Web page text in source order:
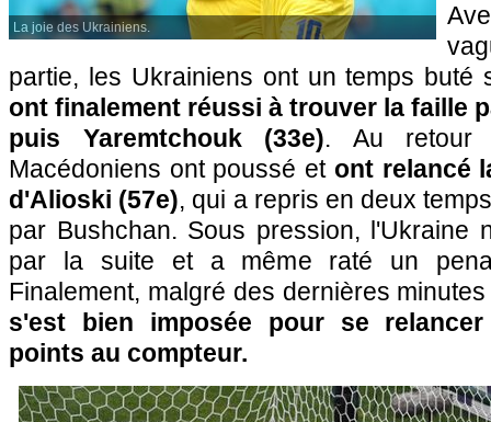
La joie des Ukrainiens.
partie, les Ukrainiens ont un temps buté
ont finalement réussi à trouver la faille
puis Yaremtchouk (33e). Au retour
Macédoniens ont poussé et ont relancé
d'Alioski (57e), qui a repris en deux
par Bushchan. Sous pression, l'Ukraine
par la suite et a même raté un
Finalement, malgré des dernières
s'est bien imposée pour se
points au compteur.